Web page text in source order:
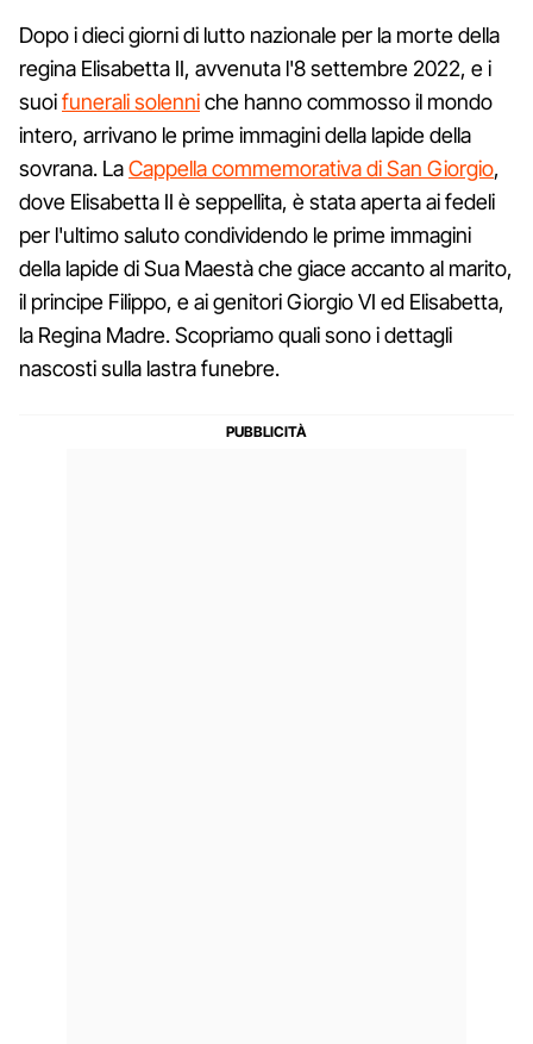
Dopo i dieci giorni di lutto nazionale per la morte della
regina Elisabetta II, avvenuta l'8 settembre 2022, e i
suoifunerali solenniche hanno commosso il mondo
intero, arrivano le prime immagini della lapide della
sovrana. LaCappella commemorativa di San Giorgio,
dove Elisabetta II è seppellita, è stata aperta ai fedeli
per l'ultimo saluto condividendo le prime immagini
della lapide di Sua Maestà che giace accanto al marito,
il principe Filippo, e ai genitori Giorgio VI ed Elisabetta,
la Regina Madre. Scopriamo quali sono i dettagli
nascosti sulla lastra funebre.